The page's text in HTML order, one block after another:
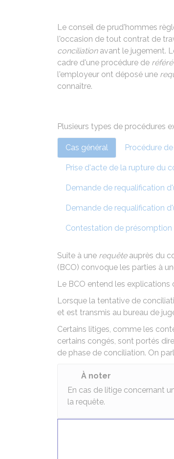
Le conseil de prud'hommes
l'occasion de tout contrat de
conciliationavant le jugement.
cadre d'une procédure de référé
l'employeur ont déposé une
connaître.
Plusieurs types de procédures
Cas général Procédure
Prise d'acte de la rupture du
Demande de requalification
Demande de requalification
Contestation de
Suite à une requêteauprès du
(BCO) convoque les parties à
Le BCO entend les explications
Lorsque la tentative de
et est transmis au bureau de
Certains litiges, comme les
certains congés, sont portés
de phase de conciliation. On
À noter
En cas de litige concernant
la requête.